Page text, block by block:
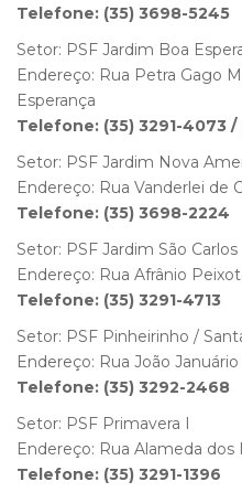
Telefone: (35) 3698-5245
Setor: PSF Jardim Boa
Endereço: Rua Petra Gago
Esperança
Telefone: (35) 3291-4073 /
Setor: PSF Jardim Nova
Endereço: Rua Vanderlei de
Telefone: (35) 3698-2224
Setor: PSF Jardim São Carlos
Endereço: Rua Afrânio
Telefone: (35) 3291-4713
Setor: PSF Pinheirinho /
Endereço: Rua João
Telefone: (35) 3292-2468
Setor: PSF Primavera I
Endereço: Rua Alameda dos
Telefone: (35) 3291-1396